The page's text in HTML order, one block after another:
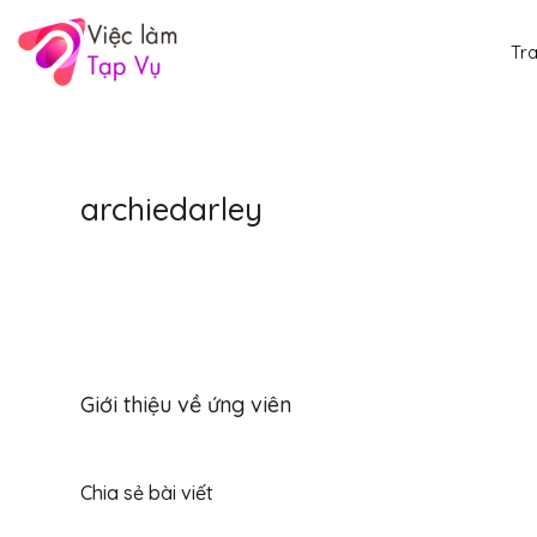
archiedarley
Giới thiệu về ứng viên
Chia sẻ bài viết